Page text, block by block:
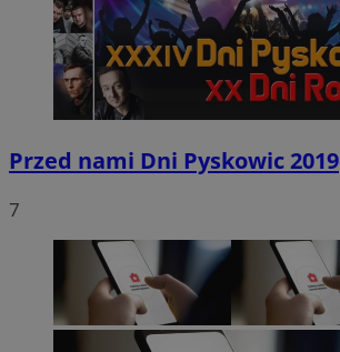
Przed nami Dni Pyskowic 2019
7